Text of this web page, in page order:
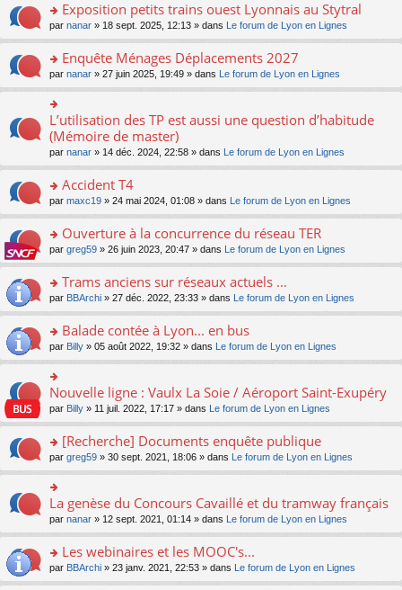
ult
er
le
m
e
s
g
e
n
o
lu
le
pl
u
s
e
nt
o
n
ult
er
le
m
s
a
e
n
o
lu
le
pl
u
s
e
nt
Exposition petits trains ouest Lyonnais au Stytral
par nanar » 18 sept. 2025, 12:13 » dans Le forum de Lyon en Lignes
o
n
s
ult
er
le
m
e
s
a
e
n
o
lu
le
pl
u
s
c
nt
Enquête Ménages Déplacements 2027
par nanar » 27 juin 2025, 19:49 » dans Le forum de Lyon en Lignes
n
s
ult
er
le
m
e
s
a
g
e
n
lu
le
pl
u
s
c
e
nt
L’utilisation des TP est aussi une question d’habitude
(Mémoire de master)
par nanar » 14 déc. 2024, 22:58 » dans Le forum de Lyon en Lignes
o
n
ult
er
le
m
e
a
g
e
n
o
lu
pl
u
s
ré
c
e
nt
Accident T4
par maxc19 » 24 mai 2024, 01:08 » dans Le forum de Lyon en Lignes
o
n
ult
er
le
m
e
s
g
e
n
o
lu
pl
u
s
ré
e
nt
Ouverture à la concurrence du réseau TER
par greg59 » 26 juin 2023, 20:47 » dans Le forum de Lyon en Lignes
o
n
ult
er
le
m
e
s
g
e
n
o
n
le
u
s
ré
Trams anciens sur réseaux actuels ...
par BBArchi » 27 déc. 2022, 23:33 » dans Le forum de Lyon en Lignes
o
n
s
ult
er
le
m
e
s
a
e
n
o
n
le
Balade contée à Lyon... en bus
par Billy » 05 août 2022, 19:32 » dans Le forum de Lyon en Lignes
o
n
er
le
m
e
s
a
g
e
n
o
Nouvelle ligne : Vaulx La Soie / Aéroport Saint-Exupéry
par Billy » 11 juil. 2022, 17:17 » dans Le forum de Lyon en Lignes
o
n
s
ult
er
le
m
e
s
[Recherche] Documents enquête publique
par greg59 » 30 sept. 2021, 18:06 » dans Le forum de Lyon en Lignes
n
er
le
m
La genèse du Concours Cavaillé et du tramway français
par nanar » 12 sept. 2021, 01:14 » dans Le forum de Lyon en Lignes
o
n
Les webinaires et les MOOC's...
par BBArchi » 23 janv. 2021, 22:53 » dans Le forum de Lyon en Lignes